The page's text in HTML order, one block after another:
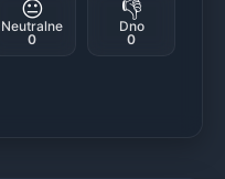
😐
Neutralne
0
👎
Dno
0